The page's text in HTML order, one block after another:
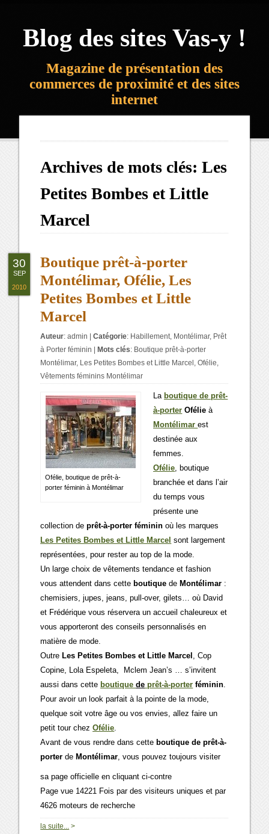
Blog des sites Vas-y !
Magazine de présentation des
commerces de proximité et des sites
internet
Archives de mots clés:Les
Petites Bombes et Little
Marcel
Boutique prêt-à-porter
Montélimar, Ofélie, Les
Petites Bombes et Little
Marcel
Auteur:admin |Catégorie: Habillement, Montélimar, Prêt
à Porter féminin
Mots clés: Boutique prêt-à-porter
Montélimar, Les Petites Bombes et Little Marcel ,Ofélie,
Vêtements féminins Montélimar
Ofélie, boutique de prêt-à-
porter féminin à Montélimar
La boutique de prêt-
à-porter Ofélieà
Montélimarest
destinée aux
femmes.
Ofélie, boutique
branchée et dans l’air
du temps vous
présente une
collection de prêt-à-porter féminin où les marques
Les Petites Bombes et Little Marcel sont largement
représentées, pour rester au top de la mode.
Un large choix de vêtements tendance et fashion
vous attendent dans cette boutiquede Montélimar :
chemisiers, jupes, jeans, pull-over, gilets… où David
et Frédérique vous réservera un accueil chaleureux et
vous apporteront des conseils personnalisés en
matière de mode.
Outre Les Petites Bombes et Little Marcel , Cop
Copine, Lola Espeleta, Mclem Jean’s … s’invitent
aussi dans cette boutiquede prêt-à-porter féminin.
Pour avoir un look parfait à la pointe de la mode,
quelque soit votre âge ou vos envies, allez faire un
petit tour chezOfélie.
Avant de vous rendre dans cette boutique de prêt-à-
porter de Montélimar, vous pouvez toujours visiter
sa page officielle en cliquant ci-contre
Page vue 14221 Fois par des visiteurs uniques et par
4626 moteurs de recherche
la suite... >
30
SEP
2010